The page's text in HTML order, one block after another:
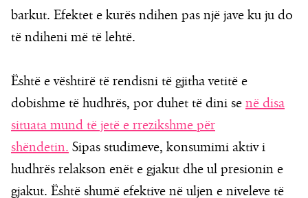
barkut. Efektet e kurës ndihen pas një jave ku ju do
të ndiheni më të lehtë.
Është e vështirë të rendisni të gjitha vetitë e
dobishme të hudhrës, por duhet të dini se në disa
situata mund të jetë e rrezikshme për
shëndetin. Sipas studimeve, konsumimi aktiv i
hudhrës relakson enët e gjakut dhe ul presionin e
gjakut. Është shumë efektive në uljen e niveleve të